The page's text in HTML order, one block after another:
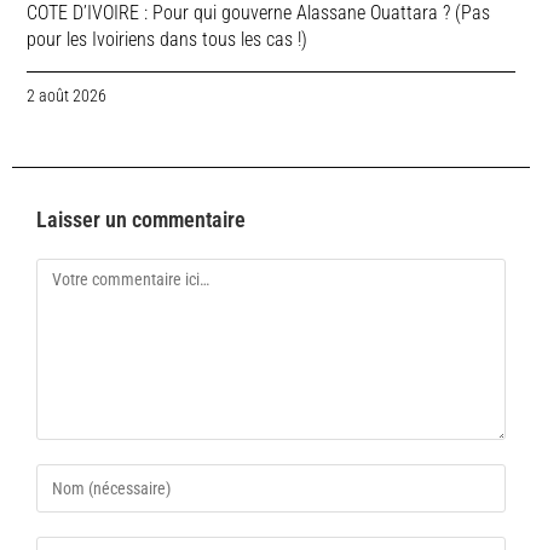
COTE D’IVOIRE : Pour qui gouverne Alassane Ouattara ? (Pas
pour les Ivoiriens dans tous les cas !)
2 août 2026
Laisser un commentaire